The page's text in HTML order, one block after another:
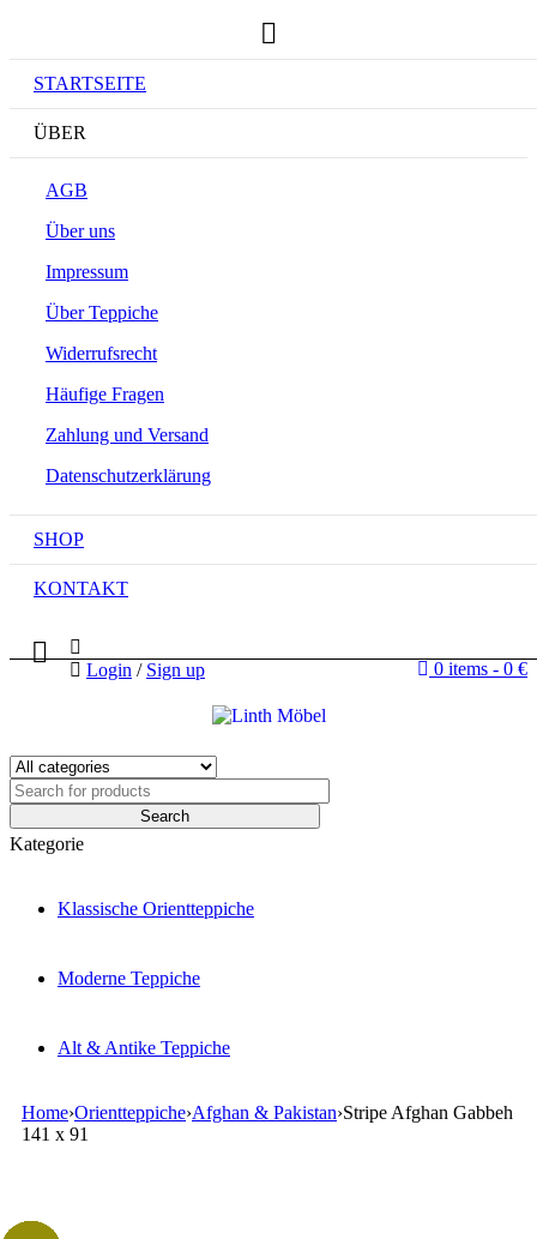
STARTSEITE
ÜBER
AGB
Über uns
Impressum
Über Teppiche
Widerrufsrecht
Häufige Fragen
Zahlung und Versand
Datenschutzerklärung
SHOP
KONTAKT
0 items - 0 €
Login / Sign up
Kategorie
Klassische Orientteppiche
Moderne Teppiche
Alt & Antike Teppiche
Home›Orientteppiche›Afghan & Pakistan›Stripe Afghan Gabbeh
141 x 91